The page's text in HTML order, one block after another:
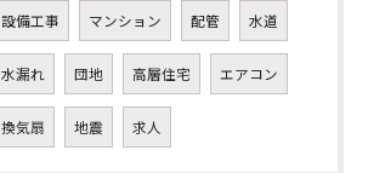
設備工事 マンション 配管 水道
水漏れ 団地 高層住宅 エアコン
換気扇 地震 求人